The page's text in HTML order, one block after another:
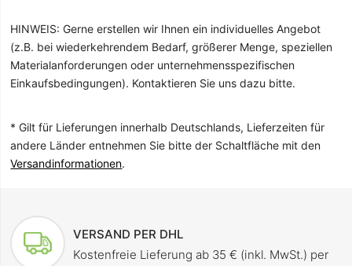
HINWEIS: Gerne erstellen wir Ihnen ein individuelles Angebot
(z.B. bei wiederkehrendem Bedarf, größerer Menge, speziellen
Materialanforderungen oder unternehmensspezifischen
Einkaufsbedingungen). Kontaktieren Sie uns dazu bitte.
* Gilt für Lieferungen innerhalb Deutschlands, Lieferzeiten für
andere Länder entnehmen Sie bitte der Schaltfläche mit den
Versandinformationen.
VERSAND PER DHL
Kostenfreie Lieferung ab 35 € (inkl. MwSt.) per